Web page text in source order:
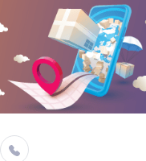
bình luận